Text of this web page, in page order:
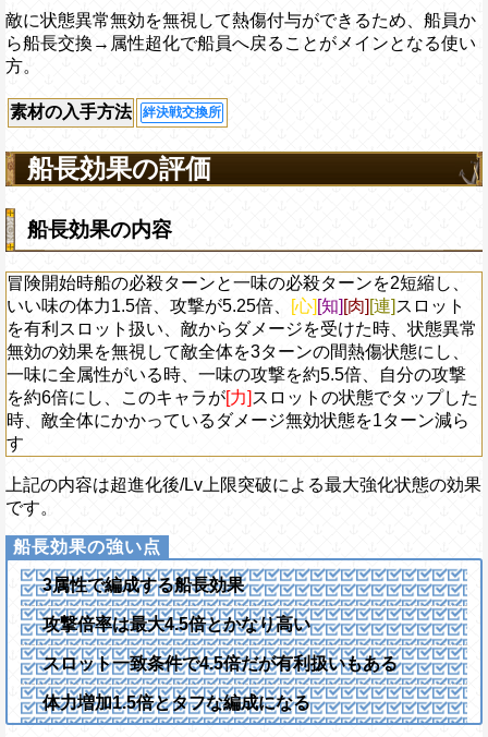
敵に状態異常無効を無視して熱傷付与ができるため、船員か
ら船長交換→属性超化で船員へ戻ることがメインとなる使い
方。
素材の入手方法 絆決戦交換所
船長効果の評価
船長効果の内容
冒険開始時船の必殺ターンと一味の必殺ターンを2短縮し、
いい味の体力1.5倍、攻撃が5.25倍、
[心] [知] [肉] [連] スロット
を有利スロット扱い、敵からダメージを受けた時、状態異常
無効の効果を無視して敵全体を3ターンの間熱傷状態にし、
一味に全属性がいる時、一味の攻撃を約5.5倍、自分の攻撃
を約6倍にし、このキャラが[力] スロットの状態でタップした
時、敵全体にかかっているダメージ無効状態を1ターン減ら
す
上記の内容は超進化後/Lv上限突破による最大強化状態の効果
です。
3属性で編成する船長効果
攻撃倍率は最大4.5倍とかなり高い
スロット一致条件で4.5倍だが有利扱いもある
体力増加1.5倍とタフな編成になる